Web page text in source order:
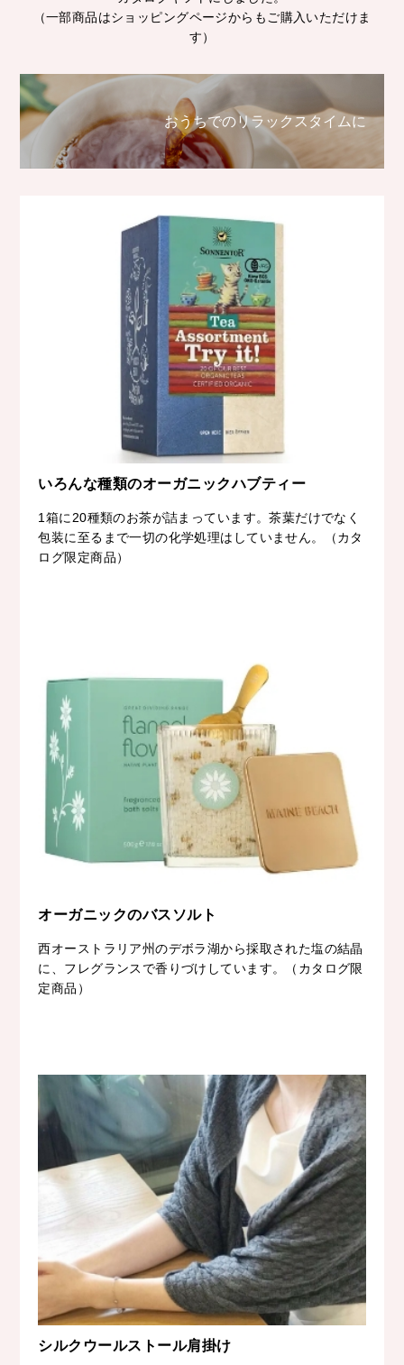
（一部商品はショッピングページからもご購入いただけま
す）
おうちでのリラックスタイムに
いろんな種類のオーガニックハブティー
1箱に20種類のお茶が詰まっています。茶葉だけでなく
包装に至るまで一切の化学処理はしていません。（カタ
ログ限定商品）
オーガニックのバスソルト
西オーストラリア州のデボラ湖から採取された塩の結晶
に、フレグランスで香りづけしています。（カタログ限
定商品）
シルクウールストール肩掛け